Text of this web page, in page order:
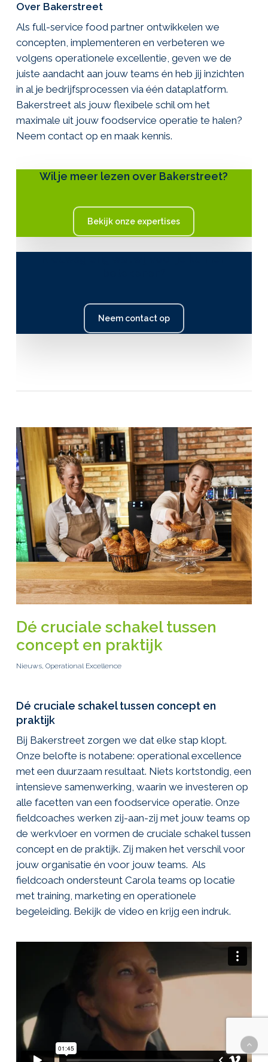
Over Bakerstreet
Als full-service food partner ontwikkelen we
concepten, implementeren en verbeteren we
volgens operationele excellentie, geven we de
juiste aandacht aan jouw teams én heb jij inzichten
in al je bedrijfsprocessen via één dataplatform.
Bakerstreet als jouw flexibele schil om het
maximale uit jouw foodservice operatie te halen?
Neem contact op en maak kennis.
Wil je meer lezen over Bakerstreet?
Bekijk onze expertises
Neem contact op
Dé cruciale schakel tussen
concept en praktijk
Nieuws, Operational Excellence
Dé cruciale schakel tussen concept en
praktijk
Bij Bakerstreet zorgen we dat elke stap klopt.
Onze belofte is notabene: operational excellence
met een duurzaam resultaat. Niets kortstondig, een
intensieve samenwerking, waarin we investeren op
alle facetten van een foodservice operatie. Onze
fieldcoaches werken zij-aan-zij met jouw teams op
de werkvloer en vormen de cruciale schakel tussen
concept en de praktijk. Zij maken het verschil voor
jouw organisatie én voor jouw teams. Als
fieldcoach ondersteunt Carola teams op locatie
met training, marketing en operationele
begeleiding. Bekijk de video en krijg een indruk.